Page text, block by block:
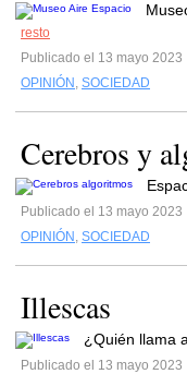
resto
Publicado el 13 mayo 2023
OPINIÓN , SOCIEDAD
Cerebros y
Publicado el 13 mayo 2023
OPINIÓN , SOCIEDAD
Illescas
¿Quién llama
Publicado el 13 mayo 2023